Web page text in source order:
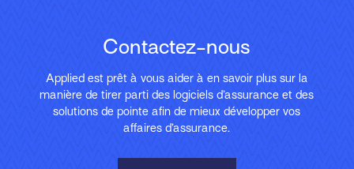
Contactez-nous
Applied est prêt à vous aider à en savoir plus sur la
manière de tirer parti des logiciels d’assurance et des
solutions de pointe afin de mieux développer vos
affaires d’assurance.